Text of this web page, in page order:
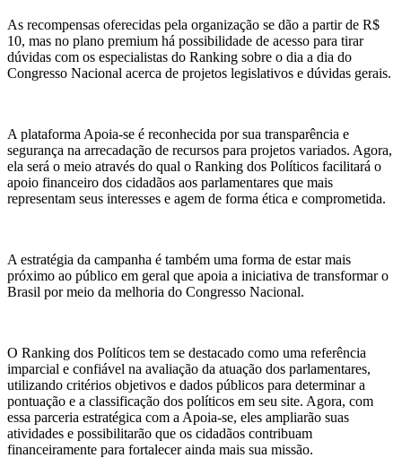
As recompensas oferecidas pela organização se dão a partir de R$
10, mas no plano premium há possibilidade de acesso para tirar
dúvidas com os especialistas do Ranking sobre o dia a dia do
Congresso Nacional acerca de projetos legislativos e dúvidas gerais.
A plataforma Apoia-se é reconhecida por sua transparência e
segurança na arrecadação de recursos para projetos variados. Agora,
ela será o meio através do qual o Ranking dos Políticos facilitará o
apoio financeiro dos cidadãos aos parlamentares que mais
representam seus interesses e agem de forma ética e comprometida.
A estratégia da campanha é também uma forma de estar mais
próximo ao público em geral que apoia a iniciativa de transformar o
Brasil por meio da melhoria do Congresso Nacional.
O Ranking dos Políticos tem se destacado como uma referência
imparcial e confiável na avaliação da atuação dos parlamentares,
utilizando critérios objetivos e dados públicos para determinar a
pontuação e a classificação dos políticos em seu site. Agora, com
essa parceria estratégica com a Apoia-se, eles ampliarão suas
atividades e possibilitarão que os cidadãos contribuam
financeiramente para fortalecer ainda mais sua missão.